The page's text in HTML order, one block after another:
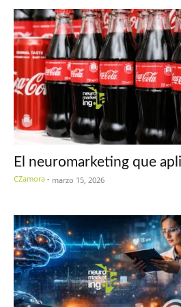
El neuromarketing que
CZamora - marzo 15, 2026